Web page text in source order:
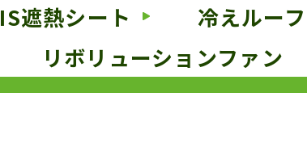
IS遮熱シート
冷えルーフ
リボリューションファン